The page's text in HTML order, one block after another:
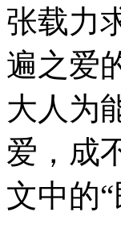
张载力
遍之爱
大人为
爱，成
文中的